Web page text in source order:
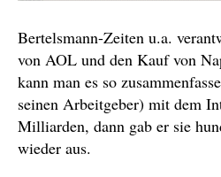
Bertelsmann-Zeiten u.a.
von AOL und den Kauf von
kann man es so
seinen Arbeitgeber) mit dem
Milliarden, dann gab er sie
wieder aus.